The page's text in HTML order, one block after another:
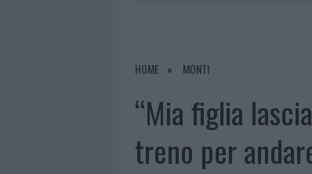
7 AGOSTO 2026
HOME MONTI
“Mia figlia
treno per